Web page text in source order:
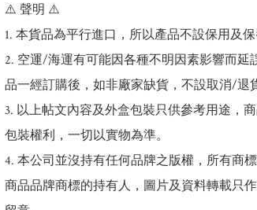
⚠️ 聲明 ⚠️
1. 本貨品為平行進口，所以產品不設保用及保
2. 空運/海運有可能因各種不明因素影響而延
品一經訂購後，如非廠家缺貨，不設取消/退
3. 以上帖文內容及外盒包裝只供參考用途，
包裝權利，一切以實物為準。
4. 本公司並沒持有任何品牌之版權，所有商
商品品牌商標的持有人，圖片及資料轉載只